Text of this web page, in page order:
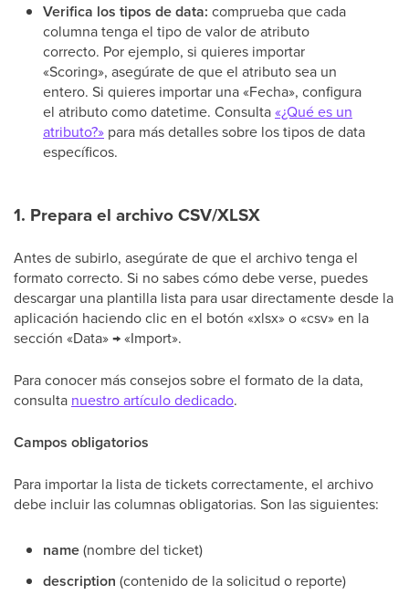
Verifica los tipos de data: comprueba que cada
columna tenga el tipo de valor de atributo
correcto. Por ejemplo, si quieres importar
«Scoring», asegúrate de que el atributo sea un
entero. Si quieres importar una «Fecha», configura
el atributo como datetime. Consulta«¿Qué es un
atributo?» para más detalles sobre los tipos de data
específicos.
1. Prepara el archivo CSV/XLSX
Antes de subirlo, asegúrate de que el archivo tenga el
formato correcto. Si no sabes cómo debe verse, puedes
descargar una plantilla lista para usar directamente desde la
aplicación haciendo clic en el botón «xlsx» o «csv» en la
sección «Data» → «Import».
Para conocer más consejos sobre el formato de la data,
consulta nuestro artículo dedicado.
Campos obligatorios
Para importar la lista de tickets correctamente, el archivo
debe incluir las columnas obligatorias. Son las siguientes:
name(nombre del ticket)
description (contenido de la solicitud o reporte)